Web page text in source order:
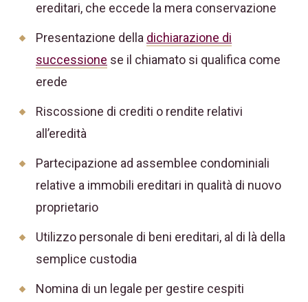
ereditari, che eccede la mera conservazione
Presentazione della dichiarazione di
successione se il chiamato si qualifica come
erede
Riscossione di crediti o rendite relativi
all’eredità
Partecipazione ad assemblee condominiali
relative a immobili ereditari in qualità di nuovo
proprietario
Utilizzo personale di beni ereditari, al di là della
semplice custodia
Nomina di un legale per gestire cespiti